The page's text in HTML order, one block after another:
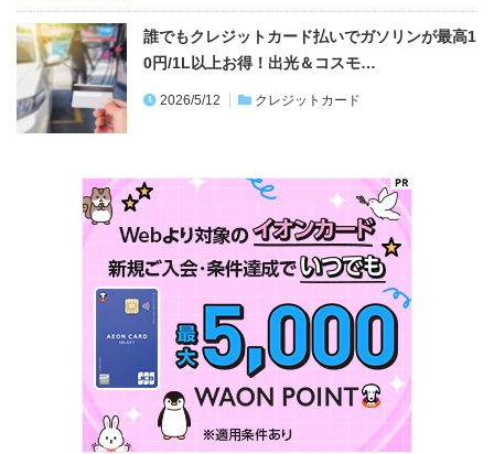
誰でもクレジットカード払いでガソリンが最高1
0円/1L以上お得！出光＆コスモ…
2026/5/12 クレジットカード